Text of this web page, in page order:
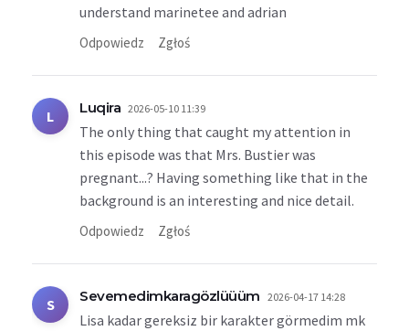
understand marinetee and adrian
Odpowiedz Zgłoś
L Luqira 2026-05-10 11:39
The only thing that caught my attention in
this episode was that Mrs. Bustier was
pregnant...? Having something like that in the
background is an interesting and nice detail.
Odpowiedz Zgłoś
S Sevemedimkaragözlüüüm 2026-04-17 14:28
Lisa kadar gereksiz bir karakter görmedim mk